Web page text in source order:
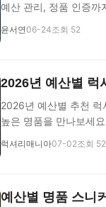
예산 관리, 정품 인증까
윤서연06-24조회 52
2026년 예산별 럭
2026년 예산별 추천 럭
높은 명품을 만나보세
럭셔리매니아07-02조회 52
예산별 명품 스니